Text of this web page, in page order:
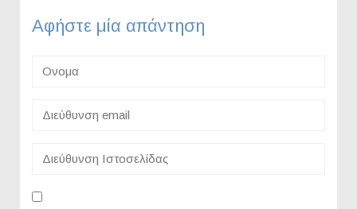
Αφήστε μία απάντηση